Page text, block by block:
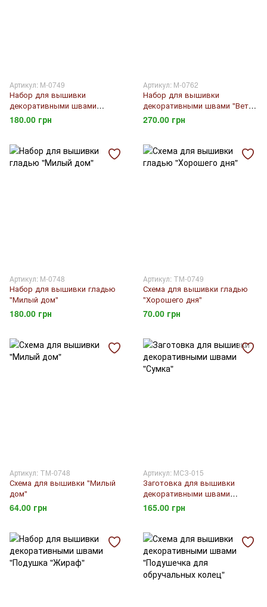
Артикул: М-0749
Набор для вышивки
декоративными швами
"Хорошего дня"
180.00 грн
Артикул: М-0762
Набор для вышивки
декоративными швами "Ветер
вдохновения"
270.00 грн
Артикул: М-0748
Набор для вышивки гладью
"Милый дом"
180.00 грн
Артикул: ТМ-0749
Схема для вышивки гладью
"Хорошего дня"
70.00 грн
Артикул: ТМ-0748
Схема для вышивки "Милый
дом"
64.00 грн
Артикул: МСЗ-015
Заготовка для вышивки
декоративными швами
"Сумка"
165.00 грн